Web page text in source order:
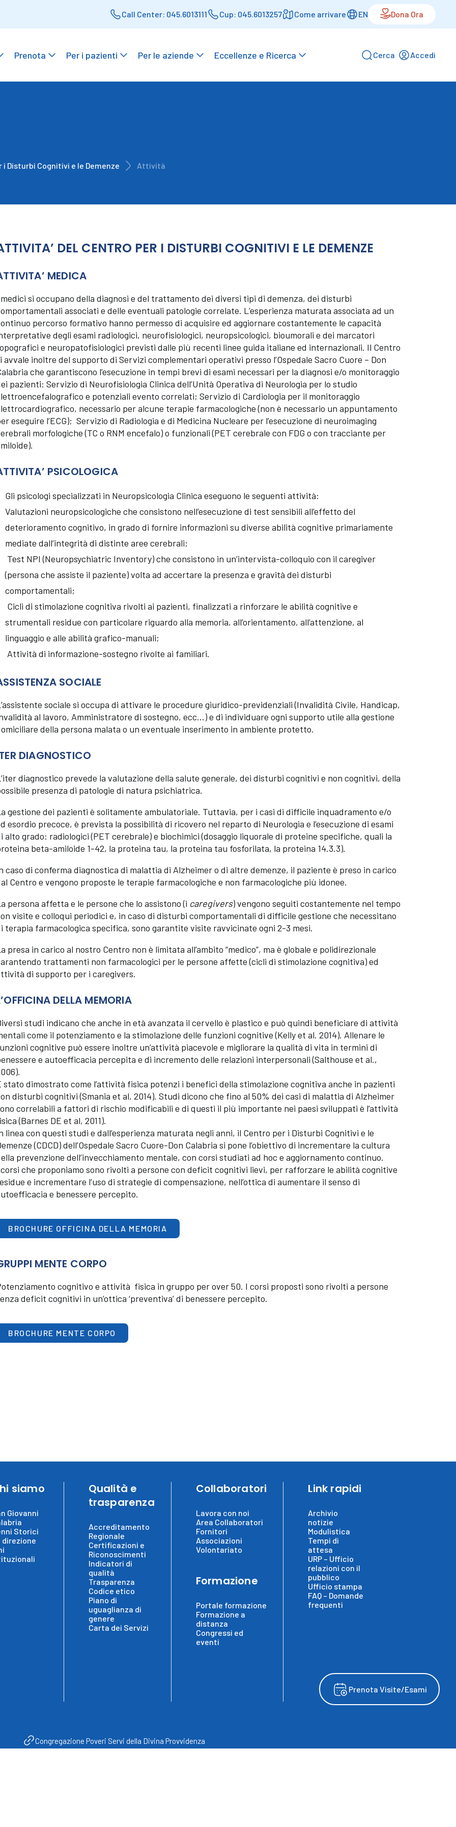
Call Center: 045.6013111 Cup: 045.6013257 Come arrivare EN Dona Ora
Prenota Per i pazienti Per le aziende Eccellenze e Ricerca Cerca Accedi
Prenota Visite/Esami
i Disturbi Cognitivi e le Demenze Attività
DEL CENTRO PER I DISTURBI COGNITIVI E LE DEMENZE
MEDICA
si occupano della diagnosi e del trattamento dei diversi tipi di demenza, dei disturbi
associati e delle eventuali patologie correlate. L’esperienza maturata associata ad un
percorso formativo hanno permesso di acquisire ed aggiornare costantemente le capacità
degli esami radiologici, neurofisiologici, neuropsicologici, bioumorali e dei marcatori
e neuropatofisiologici previsti dalle più recenti linee guida italiane ed internazionali. Il Centro
avvale inoltre del supporto di Servizi complementari operativi presso l’Ospedale Sacro Cuore – Don
che garantiscono l’esecuzione in tempi brevi di esami necessari per la diagnosi e/o monitoraggio
pazienti: Servizio di Neurofisiologia Clinica dell’Unità Operativa di Neurologia per lo studio
e potenziali evento correlati; Servizio di Cardiologia per il monitoraggio
necessario per alcune terapie farmacologiche (non è necessario un appuntamento
eseguire l’ECG); Servizio di Radiologia e di Medicina Nucleare per l’esecuzione di neuroimaging
morfologiche (TC o RNM encefalo) o funzionali (PET cerebrale con FDG o con tracciante per
PSICOLOGICA
Gli psicologi specializzati in Neuropsicologia Clinica eseguono le seguenti attività:
Valutazioni neuropsicologiche che consistono nell’esecuzione di test sensibili all’effetto del
deterioramento cognitivo, in grado di fornire informazioni su diverse abilità cognitive primariamente
mediate dall’integrità di distinte aree cerebrali;
Test NPI (Neuropsychiatric Inventory) che consistono in un’intervista-colloquio con il caregiver
(persona che assiste il paziente) volta ad accertare la presenza e gravità dei disturbi
comportamentali;
Cicli di stimolazione cognitiva rivolti ai pazienti, finalizzati a rinforzare le abilità cognitive e
strumentali residue con particolare riguardo alla memoria, all’orientamento, all’attenzione, al
linguaggio e alle abilità grafico-manuali;
Attività di informazione-sostegno rivolte ai familiari.
SOCIALE
sociale si occupa di attivare le procedure giuridico-previdenziali (Invalidità Civile, Handicap,
al lavoro, Amministratore di sostegno, ecc…) e di individuare ogni supporto utile alla gestione
della persona malata o un eventuale inserimento in ambiente protetto.
DIAGNOSTICO
diagnostico prevede la valutazione della salute generale, dei disturbi cognitivi e non cognitivi, della
presenza di patologie di natura psichiatrica.
gestione dei pazienti è solitamente ambulatoriale. Tuttavia, per i casi di difficile inquadramento e/o
esordio precoce, è prevista la possibilità di ricovero nel reparto di Neurologia e l’esecuzione di esami
alto grado: radiologici (PET cerebrale) e biochimici (dosaggio liquorale di proteine specifiche, quali la
beta-amiloide 1-42, la proteina tau, la proteina tau fosforilata, la proteina 14.3.3).
caso di conferma diagnostica di malattia di Alzheimer o di altre demenze, il paziente è preso in carico
Centro e vengono proposte le terapie farmacologiche e non farmacologiche più idonee.
persona affetta e le persone che lo assistono (i caregivers) vengono seguiti costantemente nel tempo
visite e colloqui periodici e, in caso di disturbi comportamentali di difficile gestione che necessitano
terapia farmacologica specifica, sono garantite visite ravvicinate ogni 2-3 mesi.
presa in carico al nostro Centro non è limitata all’ambito “medico”, ma è globale e polidirezionale
trattamenti non farmacologici per le persone affette (cicli di stimolazione cognitiva) ed
di supporto per i caregivers.
DELLA MEMORIA
studi indicano che anche in età avanzata il cervello è plastico e può quindi beneficiare di attività
come il potenziamento e la stimolazione delle funzioni cognitive (Kelly et al. 2014). Allenare le
cognitive può essere inoltre un’attività piacevole e migliorare la qualità di vita in termini di
e autoefficacia percepita e di incremento delle relazioni interpersonali (Salthouse et al.,
stato dimostrato come l’attività fisica potenzi i benefici della stimolazione cognitiva anche in pazienti
disturbi cognitivi (Smania et al, 2014). Studi dicono che fino al 50% dei casi di malattia di Alzheimer
correlabili a fattori di rischio modificabili e di questi il più importante nei paesi sviluppati è l’attività
(Barnes DE et al, 2011).
linea con questi studi e dall’esperienza maturata negli anni, il Centro per i Disturbi Cognitivi e le
(CDCD) dell’Ospedale Sacro Cuore-Don Calabria si pone l’obiettivo di incrementare la cultura
prevenzione dell’invecchiamento mentale, con corsi studiati ad hoc e aggiornamento continuo.
che proponiamo sono rivolti a persone con deficit cognitivi lievi, per rafforzare le abilità cognitive
e incrementare l’uso di strategie di compensazione, nell’ottica di aumentare il senso di
e benessere percepito.
BROCHURE OFFICINA DELLA MEMORIA
MENTE CORPO
cognitivo e attività fisica in gruppo per over 50. I corsi proposti sono rivolti a persone
deficit cognitivi in un’ottica ‘preventiva’ di benessere percepito.
BROCHURE MENTE CORPO
siamo
Giovanni
Storici
direzione
Qualità e
trasparenza
Accreditamento
Regionale
Certificazioni e
Riconoscimenti
Indicatori di
qualità
Trasparenza
Codice etico
Piano di
uguaglianza di
genere
Carta dei Servizi
Collaboratori
Lavora con noi
Area Collaboratori
Fornitori
Associazioni
Volontariato
Formazione
Portale formazione
Formazione a
distanza
Congressi ed
eventi
Link rapidi
Archivio
notizie
Modulistica
Tempi di
attesa
URP – Ufficio
relazioni con il
pubblico
Ufficio stampa
FAQ – Domande
frequenti
Congregazione Poveri Servi della Divina Provvidenza
PolicyCookie PolicyInformativa e ConsensoWhistleblowing